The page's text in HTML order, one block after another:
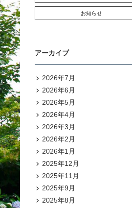
お知らせ
アーカイブ
2026年7月
2026年6月
2026年5月
2026年4月
2026年3月
2026年2月
2026年1月
2025年12月
2025年11月
2025年9月
2025年8月